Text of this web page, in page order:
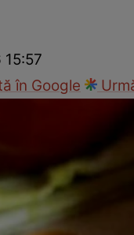
15:57
în Google